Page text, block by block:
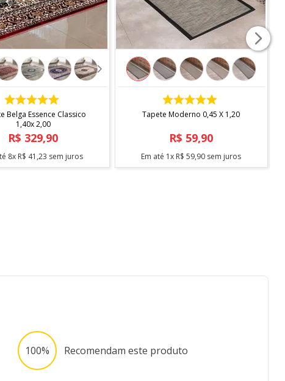
COMPRAR
Belga Essence Classico
1,40x 2,00
R$ 329,90
8x R$ 41,23 sem juros
COMPRAR
Tapete Moderno 0,45 X 1,20
R$ 59,90
Em até 1x R$ 59,90 sem juros
100% Recomendam este produto